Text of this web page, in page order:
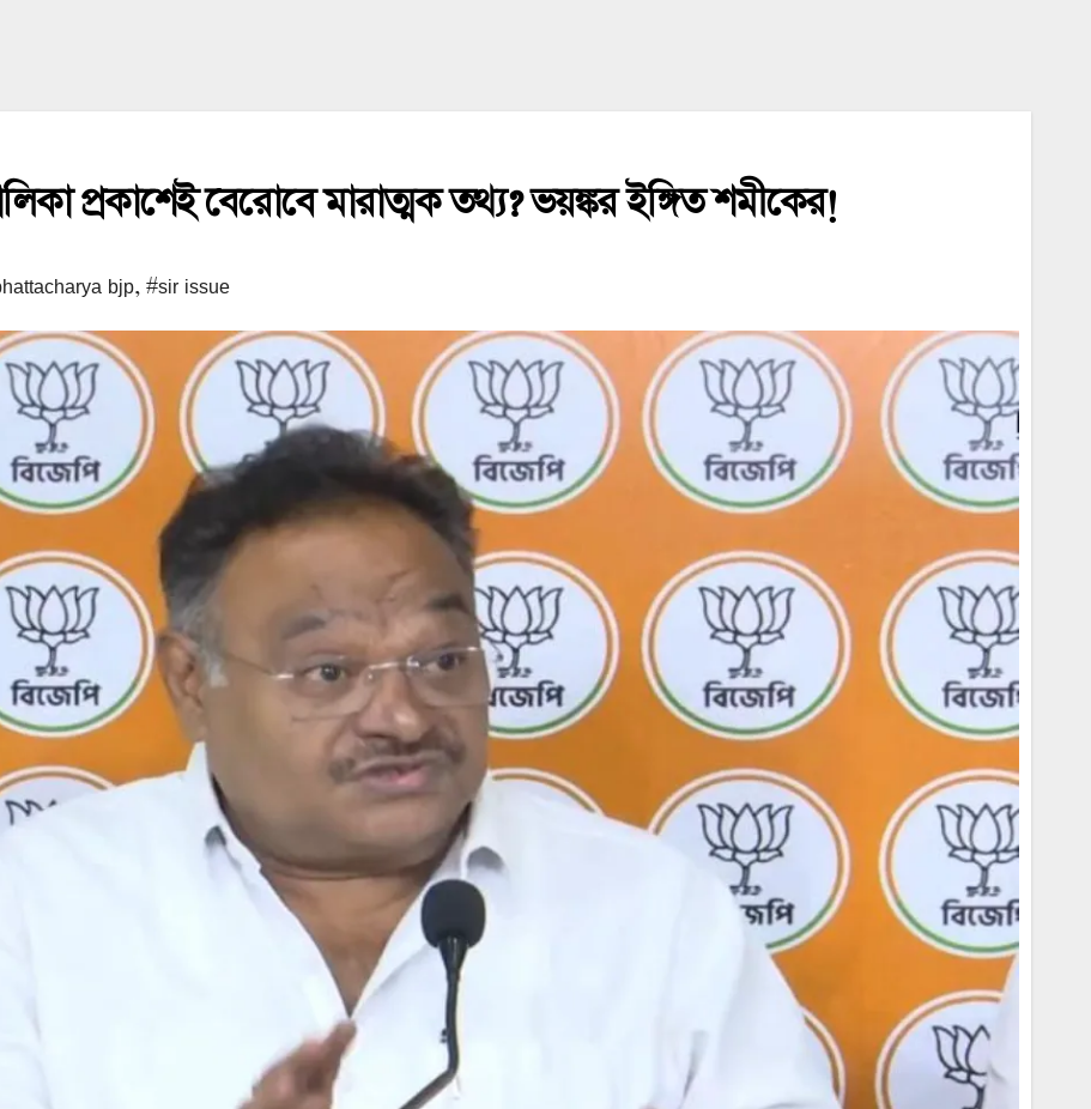
প্রকাশেই বেরোবে মারাত্মক তথ্য? ভয়ঙ্কর ইঙ্গিত শমীকের!
bjp, #sir issue